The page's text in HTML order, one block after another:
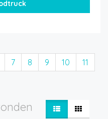
7 8 9 10
11